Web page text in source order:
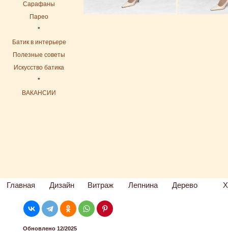
Сарафаны
Парео
*
Батик в интерьере
Полезные советы
Искусство батика
*
ВАКАНСИИ
Главная Дизайн Витраж Лепнина Дерево
Обновлено 12/2025